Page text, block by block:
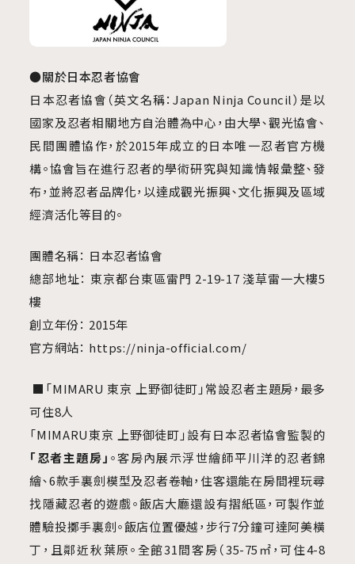
●關於日本忍者協會
日本忍者協會（英文名稱：Japan Ninja Council）是以
國家及忍者相關地方自治體為中心，由大學、觀光協會、
民間團體協作，於2015年成立的日本唯一忍者官方機
構。協會旨在進行忍者的學術研究與知識情報彙整、發
布，並將忍者品牌化，以達成觀光振興、文化振興及區域
經濟活化等目的。
團體名稱： 日本忍者協會
總部地址： 東京都台東區雷門 2-19-17 淺草雷一大樓5
樓
創立年份： 2015年
官方網站： https://ninja-official.com/
■「MIMARU 東京 上野御徒町」常設忍者主題房，最多
可住8人
「MIMARU東京 上野御徒町」設有日本忍者協會監製的
「忍者主題房」 。客房內展示浮世繪師平川洋的忍者錦
繪、6款手裏劍模型及忍者卷軸，住客還能在房間裡玩尋
找隱藏忍者的遊戲。飯店大廳還設有摺紙區，可製作並
體驗投擲手裏劍。飯店位置優越，步行7分鐘可達阿美橫
丁，且鄰近秋葉原。全館31間客房（35-75㎡，可住4-8